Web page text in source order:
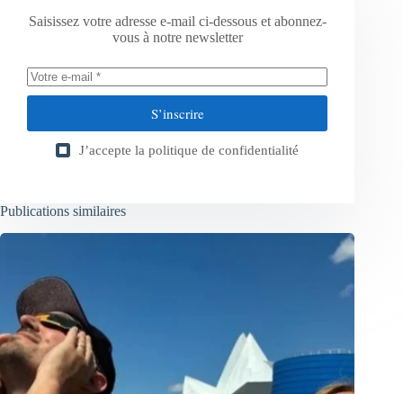
Saisissez votre adresse e-mail ci-dessous et abonnez-
vous à notre newsletter
S’inscrire
J’accepte la politique de confidentialité
Publications similaires